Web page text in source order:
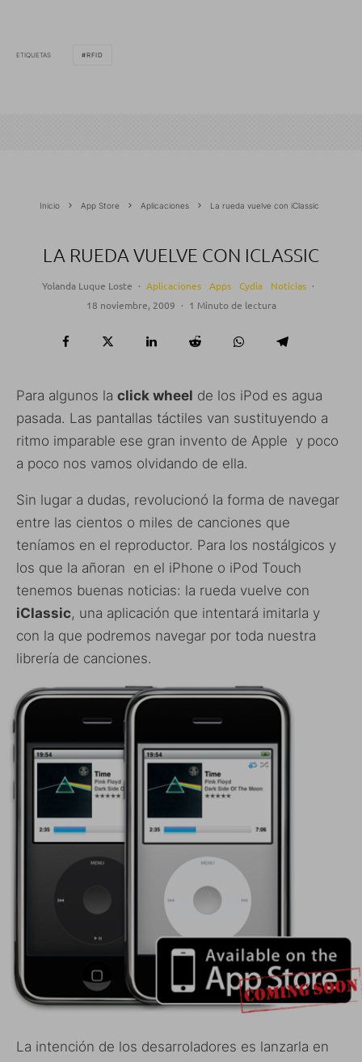
ETIQUETAS RFID
Inicio App Store Aplicaciones La rueda vuelve con iClassic
LA RUEDA VUELVE CON ICLASSIC
Yolanda Luque Loste · Aplicaciones Apps Cydia Noticias ·
18 noviembre, 2009 · 1 Minuto de lectura
Para algunos la click wheel de los iPod es agua
pasada. Las pantallas táctiles van sustituyendo a
ritmo imparable ese gran invento de Apple y poco
a poco nos vamos olvidando de ella.
Sin lugar a dudas, revolucionó la forma de navegar
entre las cientos o miles de canciones que
teníamos en el reproductor. Para los nostálgicos y
los que la añoran en el iPhone o iPod Touch
tenemos buenas noticias: la rueda vuelve con
iClassic, una aplicación que intentará imitarla y
con la que podremos navegar por toda nuestra
librería de canciones.
La intención de los desarroladores es lanzarla en